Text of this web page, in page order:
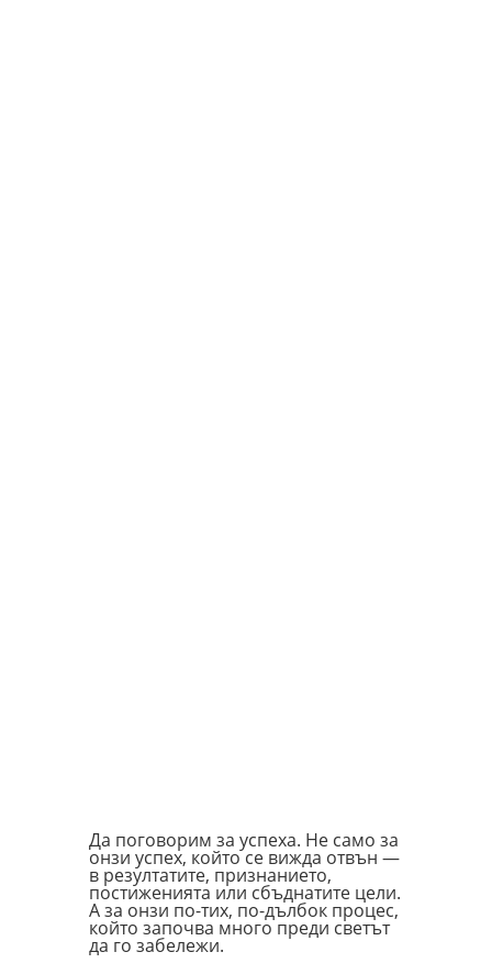
Да поговорим за успеха. Не само за
онзи успех, който се вижда отвън —
в резултатите, признанието,
постиженията или сбъднатите цели.
А за онзи по-тих, по-дълбок процес,
който започва много преди светът
да го забележи.